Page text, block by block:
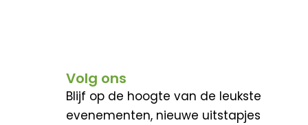
Volg ons
Blijf op de hoogte van de leukste
evenementen, nieuwe uitstapjes